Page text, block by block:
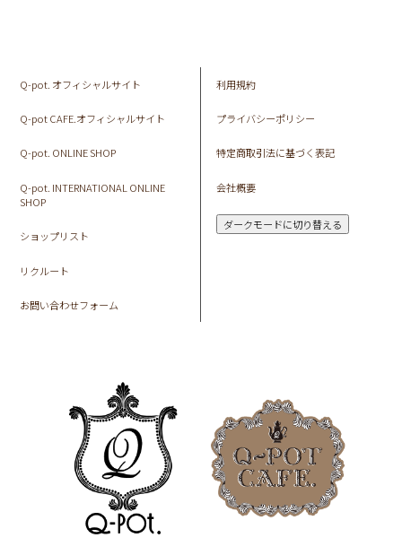
Q-pot. オフィシャルサイト
Q-pot CAFE.オフィシャルサイト
Q-pot. ONLINE SHOP
Q-pot. INTERNATIONAL ONLINE
SHOP
ショップリスト
リクルート
お問い合わせフォーム
利用規約
プライバシーポリシー
特定商取引法に基づく表記
会社概要
ダークモードに切り替える